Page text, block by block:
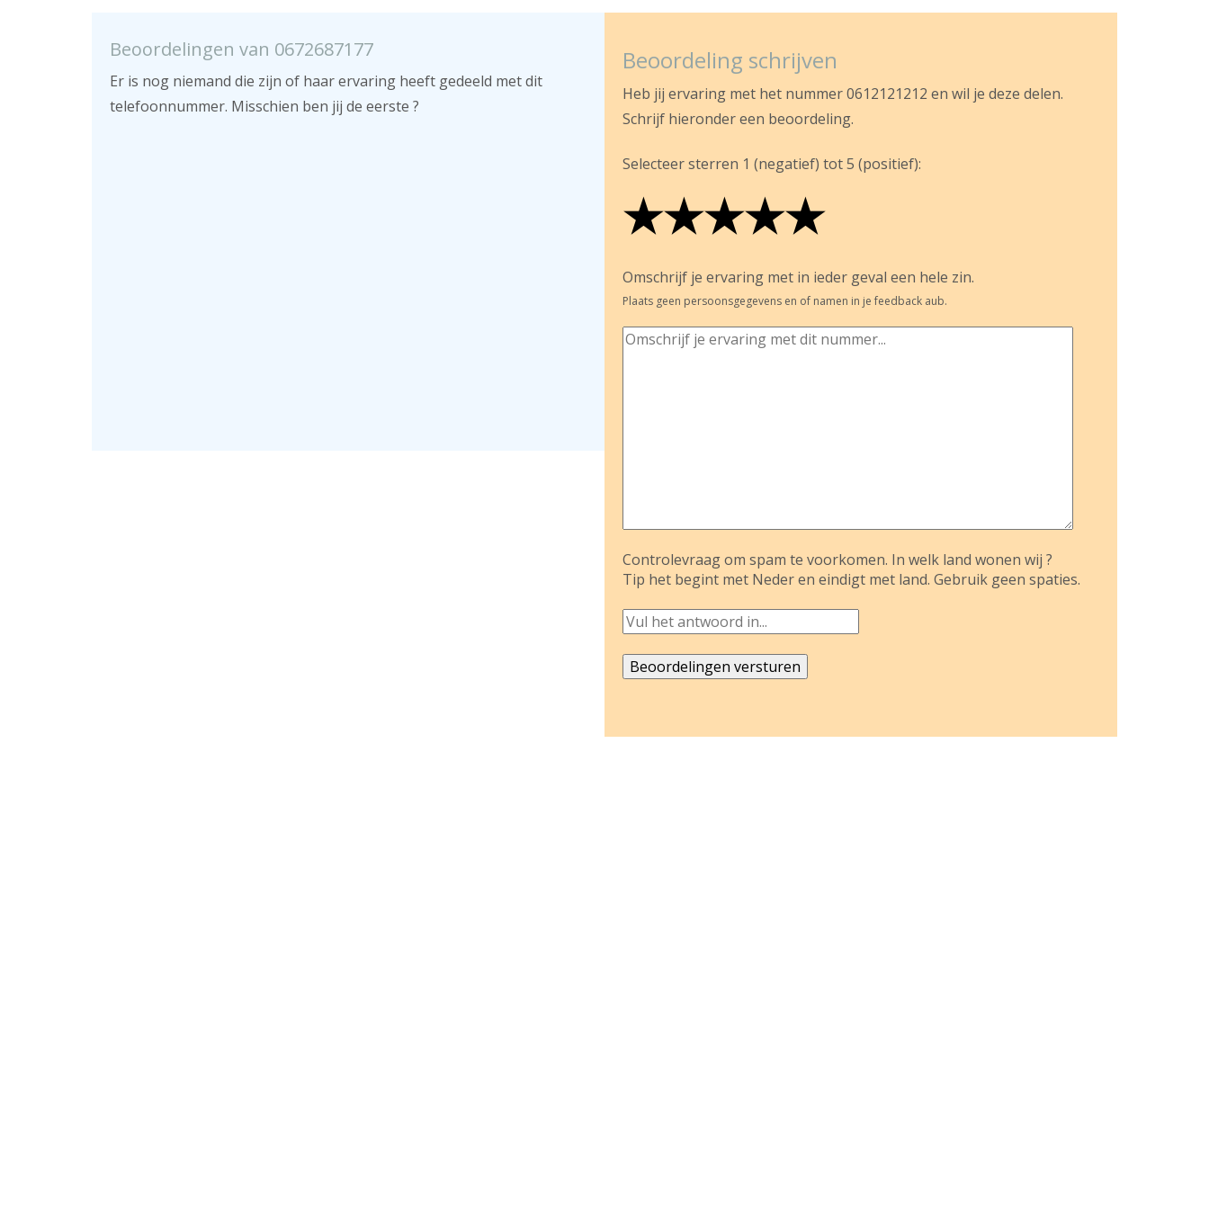
Beoordelingen van 0672687177
Er is nog niemand die zijn of haar ervaring heeft gedeeld met dit
telefoonnummer. Misschien ben jij de eerste ?
Beoordeling schrijven
Heb jij ervaring met het nummer 0612121212 en wil je deze delen.
Schrijf hieronder een beoordeling.
Selecteer sterren 1 (negatief) tot 5 (positief):
★
★★
★★★
★★★★
★★★★★
Omschrijf je ervaring met in ieder geval een hele zin.
Plaats geen persoonsgegevens en of namen in je feedback aub.
Controlevraag om spam te voorkomen. In welk land wonen wij ?
Tip het begint met Neder en eindigt met land. Gebruik geen spaties.